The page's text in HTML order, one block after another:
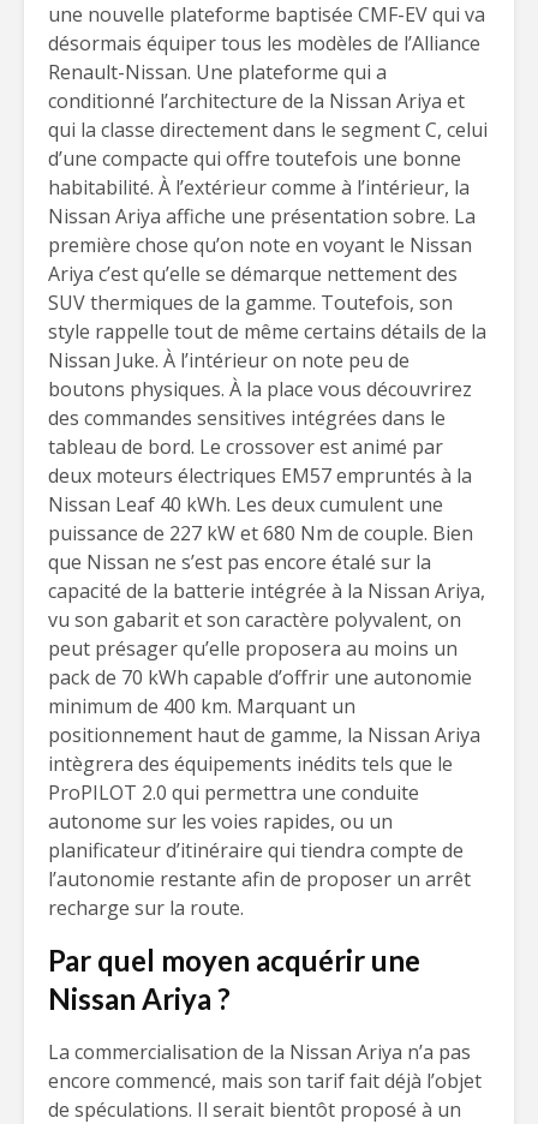
une nouvelle plateforme baptisée CMF-EV qui va
désormais équiper tous les modèles de l’Alliance
Renault-Nissan. Une plateforme qui a
conditionné l’architecture de la Nissan Ariya et
qui la classe directement dans le segment C, celui
d’une compacte qui offre toutefois une bonne
habitabilité. À l’extérieur comme à l’intérieur, la
Nissan Ariya affiche une présentation sobre. La
première chose qu’on note en voyant le Nissan
Ariya c’est qu’elle se démarque nettement des
SUV thermiques de la gamme. Toutefois, son
style rappelle tout de même certains détails de la
Nissan Juke. À l’intérieur on note peu de
boutons physiques. À la place vous découvrirez
des commandes sensitives intégrées dans le
tableau de bord. Le crossover est animé par
deux moteurs électriques EM57 empruntés à la
Nissan Leaf 40 kWh. Les deux cumulent une
puissance de 227 kW et 680 Nm de couple. Bien
que Nissan ne s’est pas encore étalé sur la
capacité de la batterie intégrée à la Nissan Ariya,
vu son gabarit et son caractère polyvalent, on
peut présager qu’elle proposera au moins un
pack de 70 kWh capable d’offrir une autonomie
minimum de 400 km. Marquant un
positionnement haut de gamme, la Nissan Ariya
intègrera des équipements inédits tels que le
ProPILOT 2.0 qui permettra une conduite
autonome sur les voies rapides, ou un
planificateur d’itinéraire qui tiendra compte de
l’autonomie restante afin de proposer un arrêt
recharge sur la route.
Par quel moyen acquérir une
Nissan Ariya ?
La commercialisation de la Nissan Ariya n’a pas
encore commencé, mais son tarif fait déjà l’objet
de spéculations. Il serait bientôt proposé à un